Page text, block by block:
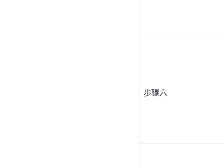
步骤六